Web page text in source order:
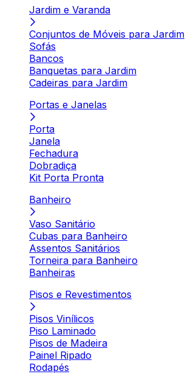
Jardim e Varanda
Conjuntos de Móveis para Jardim
Sofás
Bancos
Banquetas para Jardim
Cadeiras para Jardim
Portas e Janelas
Porta
Janela
Fechadura
Dobradiça
Kit Porta Pronta
Banheiro
Vaso Sanitário
Cubas para Banheiro
Assentos Sanitários
Torneira para Banheiro
Banheiras
Pisos e Revestimentos
Pisos Vinílicos
Piso Laminado
Pisos de Madeira
Painel Ripado
Rodapés